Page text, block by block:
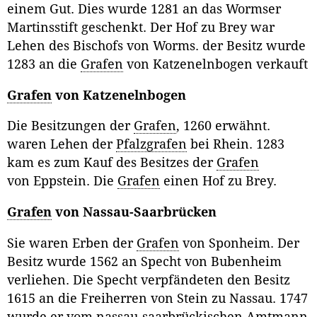
einem Gut. Dies wurde 1281 an das Wormser
Martinsstift geschenkt. Der Hof zu Brey war
Lehen des Bischofs von Worms. der Besitz wurde
1283 an die Grafen von Katzenelnbogen verkauft
Grafen von Katzenelnbogen
Die Besitzungen der Grafen, 1260 erwähnt.
waren Lehen der Pfalzgrafen bei Rhein. 1283
kam es zum Kauf des Besitzes der Grafen
von Eppstein. Die Grafen einen Hof zu Brey.
Grafen von Nassau-Saarbrücken
Sie waren Erben der Grafen von Sponheim. Der
Besitz wurde 1562 an Specht von Bubenheim
verliehen. Die Specht verpfändeten den Besitz
1615 an die Freiherren von Stein zu Nassau. 1747